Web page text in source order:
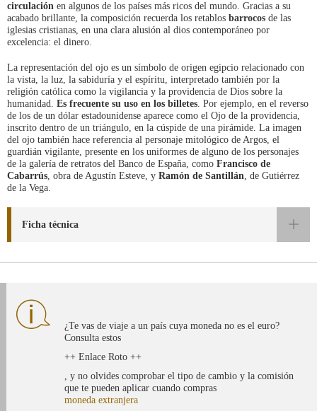
circulación en algunos de los países más ricos del mundo. Gracias a su
acabado brillante, la composición recuerda los retablos barrocos de las
iglesias cristianas, en una clara alusión al dios contemporáneo por
excelencia: el dinero.
La representación del ojo es un símbolo de origen egipcio relacionado con
la vista, la luz, la sabiduría y el espíritu, interpretado también por la
religión católica como la vigilancia y la providencia de Dios sobre la
humanidad. Es frecuente su uso en los billetes. Por ejemplo, en el reverso
de los de un dólar estadounidense aparece como el Ojo de la providencia,
inscrito dentro de un triángulo, en la cúspide de una pirámide. La imagen
del ojo también hace referencia al personaje mitológico de Argos, el
guardián vigilante, presente en los uniformes de alguno de los personajes
de la galería de retratos del Banco de España, como Francisco de
Cabarrús, obra de Agustín Esteve, y Ramón de Santillán, de Gutiérrez
de la Vega.
Ficha técnica
¿Te vas de viaje a un país cuya moneda no es el euro?
Consulta estos
++ Enlace Roto ++
, y no olvides comprobar el tipo de cambio y la comisión
que te pueden aplicar cuando compras
moneda extranjera